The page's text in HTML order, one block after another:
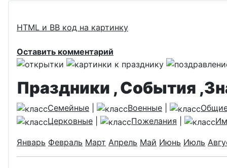
HTML и BB код на картинку
Оставить комментарий
Праздники , События
Семейные Военные
Церковные
Пожелания
Январь Февраль Март Апрель Май Июнь Июль